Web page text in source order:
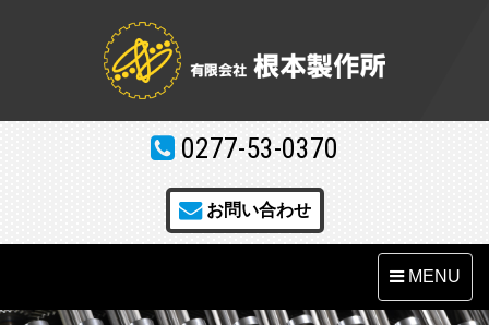
0277-53-0370
お問い合わせ
MENU